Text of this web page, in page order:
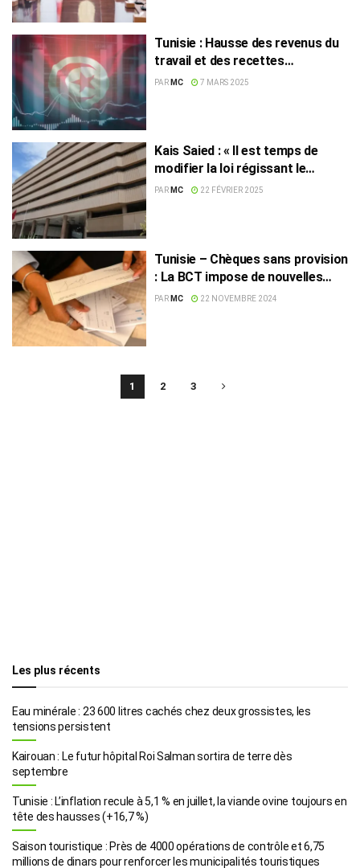
Tunisie : Hausse des revenus du
travail et des recettes
touristiques
PAR MC 7 MARS 2025
Kais Saied : « Il est temps de
modifier la loi régissant le
fonctionnement de la BCT »
PAR MC 22 FÉVRIER 2025
Tunisie – Chèques sans provision
: La BCT impose de nouvelles
obligations aux banques
PAR MC 22 NOVEMBRE 2024
1 2 3
Les plus récents
Eau minérale : 23 600 litres cachés chez deux grossistes, les
tensions persistent
Kairouan : Le futur hôpital Roi Salman sortira de terre dès
septembre
Tunisie : L’inflation recule à 5,1 % en juillet, la viande ovine toujours en
tête des hausses (+16,7 %)
Saison touristique : Près de 4000 opérations de contrôle et 6,75
millions de dinars pour renforcer les municipalités touristiques